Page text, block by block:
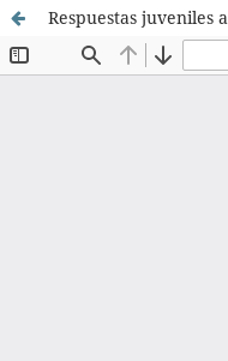
Respuestas juveniles